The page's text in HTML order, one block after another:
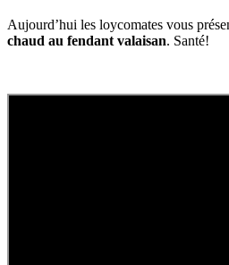
Aujourd’hui les loycomates vous
chaud au fendant valaisan. Santé!